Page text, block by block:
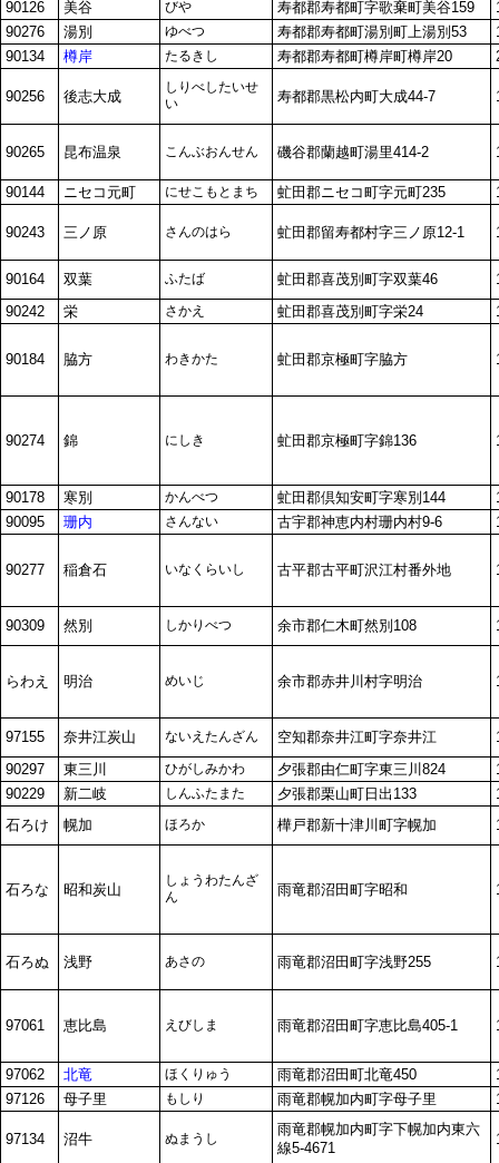
90126 美谷 びや 寿都郡寿都町字歌棄町美谷159
90276
湯別 ゆべつ 寿都郡寿都町湯別町上湯別53
90134
樽岸 たるきし 寿都郡寿都町樽岸町樽岸20
90256 後志大成
しりべしたいせ
い
寿都郡黒松内町大成44-7
90265 昆布温泉 こんぶおんせん 磯谷郡蘭越町湯里414-2
90144 ニセコ元町 にせこもとまち 虻田郡ニセコ町字元町235
90243 三ノ原 さんのはら 虻田郡留寿都村字三ノ原12-1
90164 双葉 ふたば 虻田郡喜茂別町字双葉46
90242
栄 さかえ 虻田郡喜茂別町字栄24
90184 脇方 わきかた 虻田郡京極町字脇方
90274 錦 にしき 虻田郡京極町字錦136
90178 寒別 かんべつ 虻田郡倶知安町字寒別144
90095
珊内 さんない 古宇郡神恵内村珊内村9-6
90277 稲倉石 いなくらいし 古平郡古平町沢江村番外地
90309 然別 しかりべつ 余市郡仁木町然別108
らわえ 明治 めいじ 余市郡赤井川村字明治
97155 奈井江炭山 ないえたんざん 空知郡奈井江町字奈井江
90297
東三川 ひがしみかわ 夕張郡由仁町字東三川824
90229
新二岐 しんふたまた 夕張郡栗山町日出133
石ろけ
幌加 ほろか 樺戸郡新十津川町字幌加
石ろな 昭和炭山
しょうわたんざ
ん
雨竜郡沼田町字昭和
石ろぬ 浅野 あさの 雨竜郡沼田町字浅野255
97061 恵比島 えびしま 雨竜郡沼田町字恵比島405-1
97062 北竜 ほくりゅう 雨竜郡沼田町北竜450
97126
母子里 もしり 雨竜郡幌加内町字母子里
97134 沼牛 ぬまうし
雨竜郡幌加内町字下幌加内東六
線5-4671